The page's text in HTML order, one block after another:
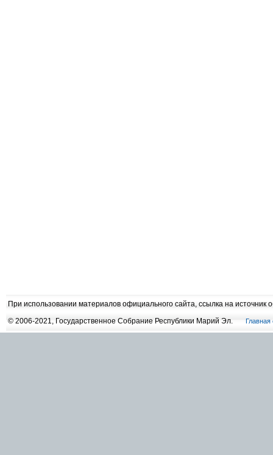
При использовании материалов официального сайта, ссылка на источник
© 2006-2021, Государственное Собрание Республики Марий Эл.
Главная